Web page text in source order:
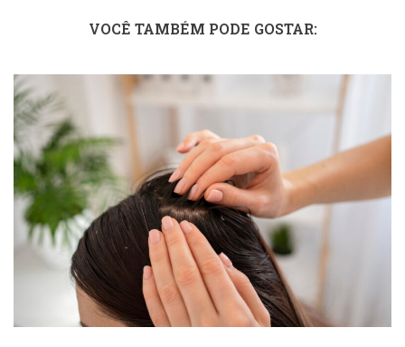
VOCÊ TAMBÉM PODE GOSTAR: